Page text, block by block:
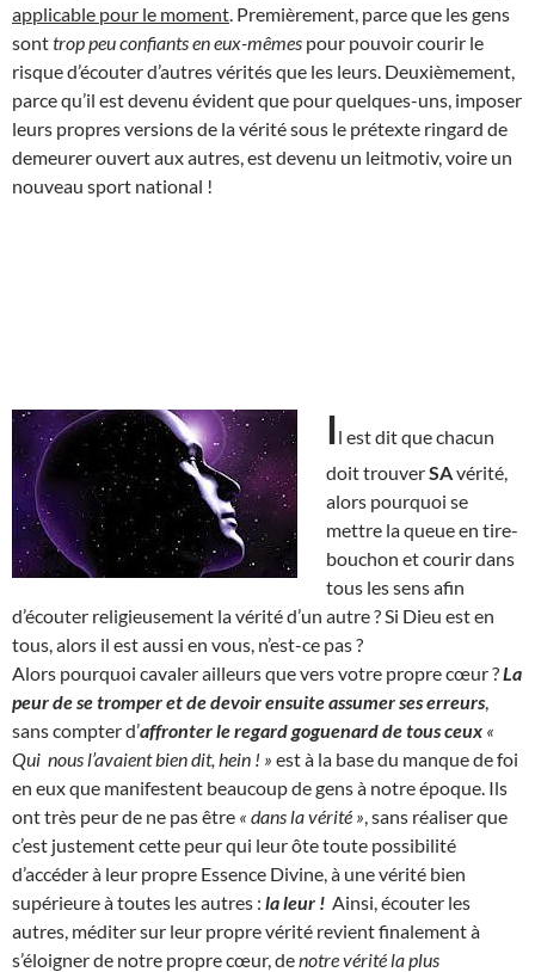
applicable pour le moment . Premièrement, parce que les gens
sonttrop peu confiants en eux-mêmes pour pouvoir courir le
risque d’écouter d’autres vérités que les leurs. Deuxièmement,
parce qu’il est devenu évident que pour quelques-uns, imposer
leurs propres versions de la vérité sous le prétexte ringard de
demeurer ouvert aux autres, est devenu un leitmotiv, voire un
nouveau sport national !
Il est dit que chacun
doit trouverSAvérité,
alors pourquoi se
mettre la queue en tire-
bouchon et courir dans
tous les sens afin
d’écouter religieusement la vérité d’un autre ? Si Dieu est en
tous, alors il est aussi en vous, n’est-ce pas ?
Alors pourquoi cavaler ailleurs que vers votre propre cœur ?La
peur de se tromper et de devoir ensuite assumer ses erreurs
sans compter d’affronter le regard goguenard de tous ceux «
Qui nous l’avaient bien dit, hein ! » est à la base du manque de foi
en eux que manifestent beaucoup de gens à notre époque. Ils
ont très peur de ne pas être « dans la vérité » , sans réaliser que
c’est justement cette peur qui leur ôte toute possibilité
d’accéder à leur propre Essence Divine, à une vérité bien
supérieure à toutes les autres : la leur ! Ainsi, écouter les
autres, méditer sur leur propre vérité revient finalement à
s’éloigner de notre propre cœur, denotre vérité la plus